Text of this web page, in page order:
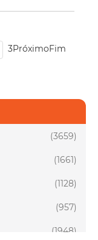
3PróximoFim
(3659)
(1661)
(1128)
(957)
(1948)